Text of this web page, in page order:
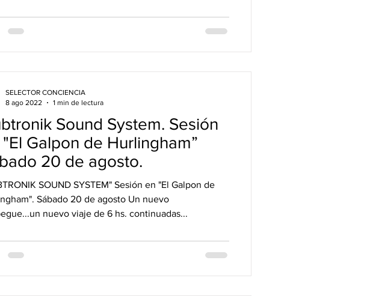
Sound System. Sesión
Galpon de Hurlingham”
20 de agosto.
SOUND SYSTEM" Sesión en "El Galpon de
Sábado 20 de agosto Un nuevo
nuevo viaje de 6 hs. continuadas...
SELECTOR CONCIENCIA
8 ago 2022
1 min de lectura